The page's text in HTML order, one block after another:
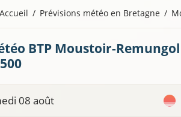
Accueil Prévisions météo en Bretagne
BTP Moustoir-Remungol
08 août